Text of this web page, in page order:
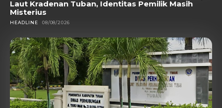
Laut Kradenan Tuban, Identitas Pemilik Masih
Misterius
HEADLINE 08/08/2026